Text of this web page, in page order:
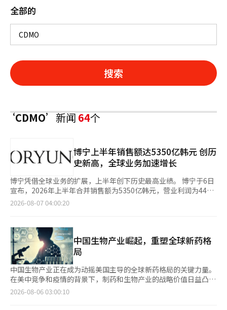
全部的
搜索
‘CDMO’新闻64个
博宁上半年销售额达5350亿韩元 创历
史新高，全球业务加速增长
博宁凭借全球业务的扩展，上半年创下历史最高业绩。 博宁于6日
宣布，2026年上半年合并销售额为5350亿韩元，营业利润为440
亿韩元。与去年同期相比，销售额增加了429亿韩元（8.7%），营
增长得益于现有产品的稳定增长以及全球业务销售的贡献。 去年
从法国赛诺菲公司收购的细胞毒性抗癌药物“塔索泰尔”（成分名
多西他赛）自6月起开始产生全球业务销售。博宁已全面掌握塔索
泰尔在包括韩国在内的全球版权、许可权、生产权和商标权等。
以预算校园为基地的细胞毒性抗癌药物委托开发生产（CDMO）供
应也在上半年开始，为销售结构多样化提供了支持。博宁基于此，
正将业务领域从国内处方中心扩展到全球医药市场。 新产品的成
果也在持续。5月推出的高血压和异常脂质血症治疗药物“卡那贝
2026-08-07 04:00:20
中国生物产业崛起，重塑全球新药格
局
中国生物产业正在成为动摇美国主导的全球新药格局的关键力量。
在美中竞争和疫情的背景下，制药和生物产业的战略价值日益凸
显。中国凭借庞大的内需市场和政府支持，迅速在创新药和先进生
2026-08-06 03:00:10